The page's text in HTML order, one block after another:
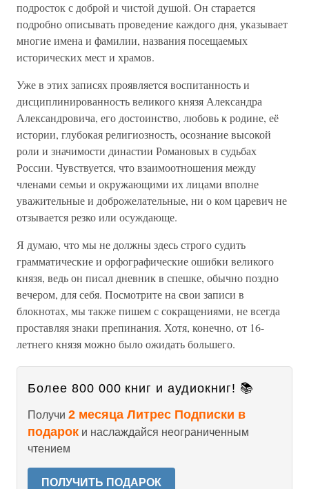
подросток с доброй и чистой душой. Он старается
подробно описывать проведение каждого дня, указывает
многие имена и фамилии, названия посещаемых
исторических мест и храмов.
Уже в этих записях проявляется воспитанность и
дисциплинированность великого князя Александра
Александровича, его достоинство, любовь к родине, её
истории, глубокая религиозность, осознание высокой
роли и значимости династии Романовых в судьбах
России. Чувствуется, что взаимоотношения между
членами семьи и окружающими их лицами вполне
уважительные и доброжелательные, ни о ком царевич не
отзывается резко или осуждающе.
Я думаю, что мы не должны здесь строго судить
грамматические и орфографические ошибки великого
князя, ведь он писал дневник в спешке, обычно поздно
вечером, для себя. Посмотрите на свои записи в
блокнотах, мы также пишем с сокращениями, не всегда
проставляя знаки препинания. Хотя, конечно, от 16-
летнего князя можно было ожидать большего.
Более 800 000 книг и аудиокниг! 📚
Получи 2 месяца Литрес Подписки в
подарок и наслаждайся неограниченным
чтением
ПОЛУЧИТЬ ПОДАРОК